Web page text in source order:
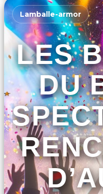
Lamballe-armor
LES
DU